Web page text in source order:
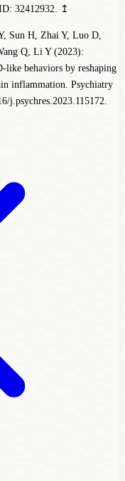
32412932.
↥
Sun H, Zhai Y, Luo D,
Q, Li Y (2023):
like behaviors by reshaping
inflammation. Psychiatry
j.psychres.2023.115172.